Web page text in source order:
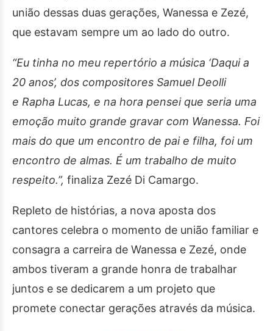
união dessas duas gerações, Wanessa e Zezé,
que estavam sempre um ao lado do outro.
“Eu tinha no meu repertório a música ‘Daqui a
20 anos’, dos compositores Samuel Deolli
e Rapha Lucas, e na hora pensei que seria uma
emoção muito grande gravar com Wanessa. Foi
mais do que um encontro de pai e filha, foi um
encontro de almas. É um trabalho de muito
respeito.”, finaliza Zezé Di Camargo.
Repleto de histórias, a nova aposta dos
cantores celebra o momento de união familiar e
consagra a carreira de Wanessa e Zezé, onde
ambos tiveram a grande honra de trabalhar
juntos e se dedicarem a um projeto que
promete conectar gerações através da música.